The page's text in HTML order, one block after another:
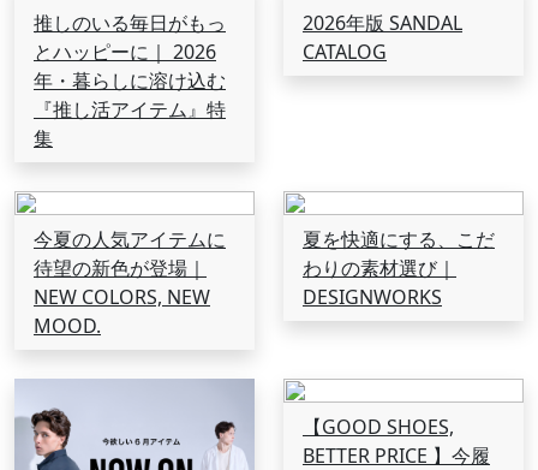
推しのいる毎日がもっ
とハッピーに｜ 2026
年・暮らしに溶け込む
『推し活アイテム』特
集
2026年版 SANDAL
CATALOG
今夏の人気アイテムに
待望の新色が登場｜
NEW COLORS, NEW
MOOD.
夏を快適にする、こだ
わりの素材選び｜
DESIGNWORKS
【GOOD SHOES,
BETTER PRICE 】今履